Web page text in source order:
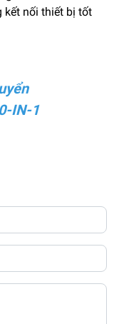
kết nối thiết bị tốt
IN-1